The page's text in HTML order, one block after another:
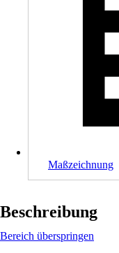
Maßzeichnung
Beschreibung
Bereich überspringen